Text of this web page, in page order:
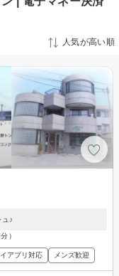
人気が高い順
♪
）
アプリ対応 メンズ歓迎